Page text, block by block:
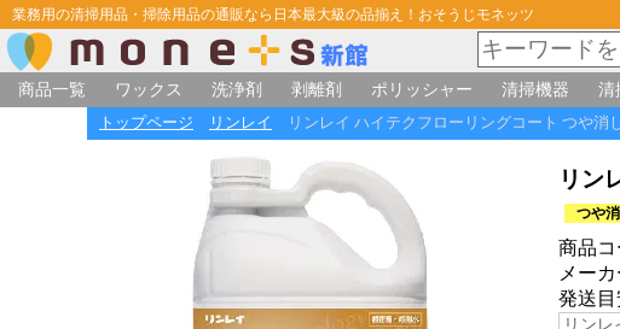
業務用の清掃用品・掃除用品の通販なら日本最大級の品揃え！おそうじモネッツ
商品一覧
ワックス 洗浄剤 剥離剤 ポリッシャー 清掃機器 清
トップページ リンレイ リンレイ ハイテクフローリングコート つや消
リン
つや
商品コ
メー
発送
リンレ